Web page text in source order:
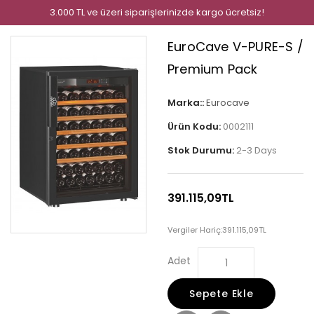
3.000 TL ve üzeri siparişlerinizde kargo ücretsiz!
EuroCave V-PURE-S /
Premium Pack
Marka::Eurocave
Ürün Kodu: 0002111
Stok Durumu: 2-3 Days
391.115,09TL
Vergiler Hariç:391.115,09TL
Adet
Sepete Ekle